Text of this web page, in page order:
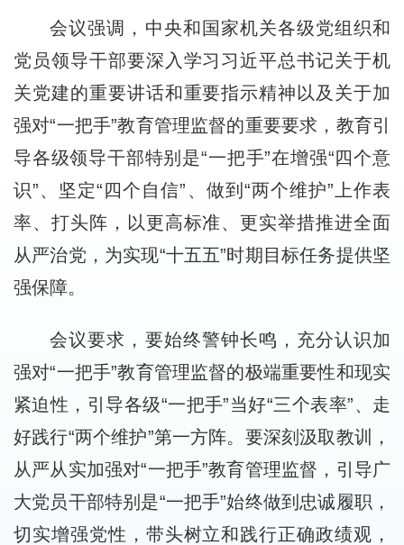
会议强调，中央和国家机关各级党组织和
党员领导干部要深入学习习近平总书记关于机
关党建的重要讲话和重要指示精神以及关于加
强对“一把手”教育管理监督的重要要求，教育引
导各级领导干部特别是“一把手”在增强“四个意
识”、坚定“四个自信”、做到“两个维护”上作表
率、打头阵，以更高标准、更实举措推进全面
从严治党，为实现“十五五”时期目标任务提供坚
强保障。
会议要求，要始终警钟长鸣，充分认识加
强对“一把手”教育管理监督的极端重要性和现实
紧迫性，引导各级“一把手”当好“三个表率”、走
好践行“两个维护”第一方阵。要深刻汲取教训，
从严从实加强对“一把手”教育管理监督，引导广
大党员干部特别是“一把手”始终做到忠诚履职，
切实增强党性，带头树立和践行正确政绩观，